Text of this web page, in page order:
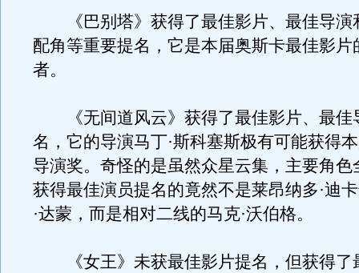
《巴别塔》获得了最佳影片、最佳导演
配角等重要提名，它是本届奥斯卡最佳影片
者。
《无间道风云》获得了最佳影片、最佳
名，它的导演马丁·斯科塞斯极有可能获得
导演奖。奇怪的是虽然众星云集，主要角色
获得最佳演员提名的竟然不是莱昂纳多·迪
·达蒙，而是相对二线的马克·沃伯格。
《女王》未获最佳影片提名，但获得了